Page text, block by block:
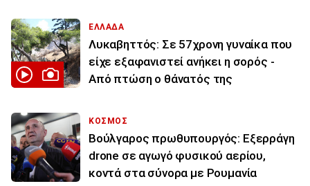
ΕΛΛΑΔΑ
Λυκαβηττός: Σε 57χρονη γυναίκα που
είχε εξαφανιστεί ανήκει η σορός -
Από πτώση ο θάνατός της
ΚΟΣΜΟΣ
Βούλγαρος πρωθυπουργός: Εξερράγη
drone σε αγωγό φυσικού αερίου,
κοντά στα σύνορα με Ρουμανία